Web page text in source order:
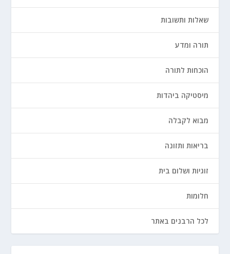
שאלות ותשובות
תורה ומדע
הוכחות לתורה
מיסטיקה ביהדות
מבוא לקבלה
בריאות ותזונה
זוגיות ושלום בית
חלומות
לכל הרבנים באתר